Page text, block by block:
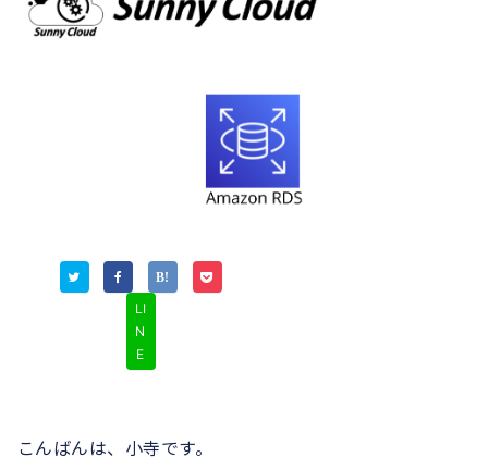
LI
N
E
こんばんは、小寺です。